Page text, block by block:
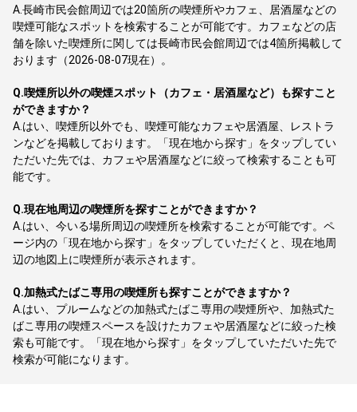
A.長崎市民会館周辺では20箇所の喫煙所やカフェ、居酒屋などの
喫煙可能なスポットを検索することが可能です。カフェなどの店
舗を除いた喫煙所に関しては長崎市民会館周辺では4箇所掲載して
おります（2026-08-07現在）。
Q.喫煙所以外の喫煙スポット（カフェ・居酒屋など）も探すこと
ができますか？
A. はい、喫煙所以外でも、喫煙可能なカフェや居酒屋、レストラ
ンなどを掲載しております。「現在地から探す」をタップしてい
ただいた先では、カフェや居酒屋などに絞って検索することも可
能です。
Q.現在地周辺の喫煙所を探すことができますか？
A. はい、今いる場所周辺の喫煙所を検索することが可能です。ペ
ージ内の「現在地から探す」をタップしていただくと、現在地周
辺の地図上に喫煙所が表示されます。
Q.加熱式たばこ専用の喫煙所も探すことができますか？
A. はい、プルームなどの加熱式たばこ専用の喫煙所や、加熱式た
ばこ専用の喫煙スペースを設けたカフェや居酒屋などに絞った検
索も可能です。「現在地から探す」をタップしていただいた先で
検索が可能になります。